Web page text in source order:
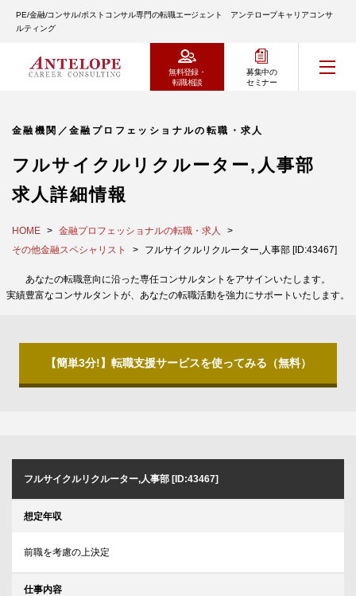
PE/金融/コンサル/ポストコンサル専門の転職エージェント アンテロープキャリアコンサ
ルティング
無料登録・
転職相談
募集中の
セミナー
金融機関／金融プロフェッショナルの転職・求人
フルサイクルリクルーター,人事部
求人詳細情報
HOME
金融プロフェッショナルの転職・求人
その他金融スペシャリスト
フルサイクルリクルーター,人事部 [ID:43467]
あなたの転職意向に沿った専任コンサルタントをアサインいたします。
実績豊富なコンサルタントが、あなたの転職活動を強力にサポートいたします。
【簡単3分!】転職支援サービスを使ってみる（無料）
フルサイクルリクルーター,人事部 [ID:43467]
想定年収
前職を考慮の上決定
仕事内容